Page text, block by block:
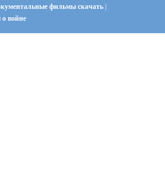
фильмы скачать
войне